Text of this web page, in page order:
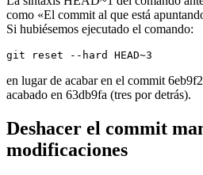
como «El commit al que está
Si hubiésemos ejecutado el comando:
git reset --hard HEAD~3
en lugar de acabar en el commit
acabado en 63db9fa (tres por detrás).
Deshacer el commit
modificaciones